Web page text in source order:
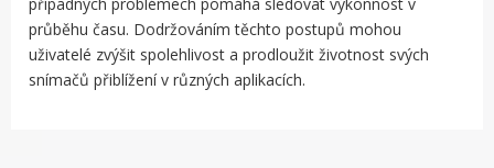
průběhu času. Dodržováním těchto postupů mohou
uživatelé zvýšit spolehlivost a prodloužit životnost svých
snímačů přiblížení v různých aplikacích.